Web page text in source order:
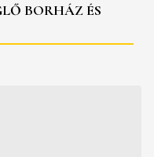
BORHÁZ ÉS